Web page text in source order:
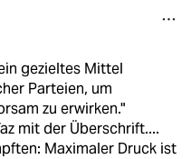
gezieltes Mittel
Parteien, um
zu erwirken."
mit der Überschrift....
Maximaler Druck ist